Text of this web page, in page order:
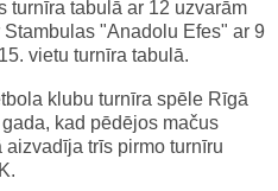
turnīra tabulā ar 12 uzvarām
Stambulas "Anadolu Efes" ar 9
vietu turnīra tabulā.
klubu turnīra spēle Rīgā
kad pēdējos mačus
trīs pirmo turnīru